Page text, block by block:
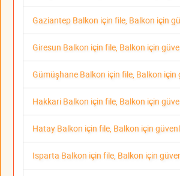
Gaziantep Balkon için file, Balkon için
Giresun Balkon için file, Balkon için
Gümüşhane Balkon için file, Balkon için
Hakkari Balkon için file, Balkon için
Hatay Balkon için file, Balkon için
Isparta Balkon için file, Balkon için